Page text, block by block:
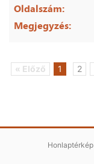
Oldalszám:
Megjegyzés:
« Előző 1 2
Honlaptérkép